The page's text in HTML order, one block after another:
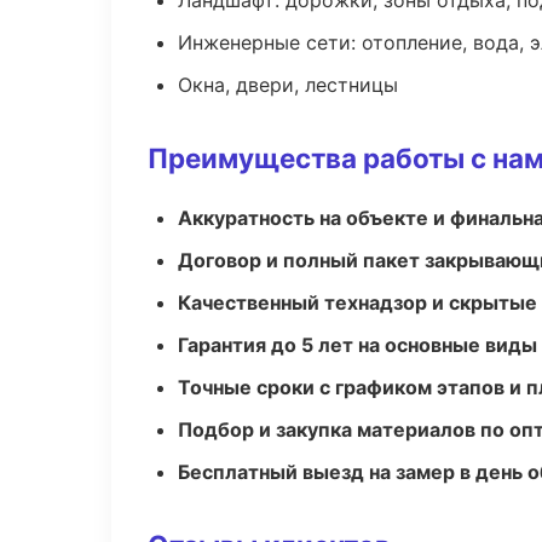
Инженерные сети: отопление, вода,
Окна, двери, лестницы
Преимущества работы с
Аккуратность на объекте и
Договор и полный пакет
Качественный технадзор и
Гарантия до 5 лет на основные виды
Точные сроки с графиком этапов и
Подбор и закупка материалов по
Бесплатный выезд на замер в день